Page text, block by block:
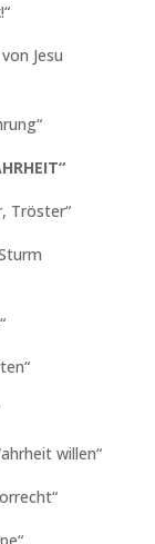
Jesu
Tröster“
willen“